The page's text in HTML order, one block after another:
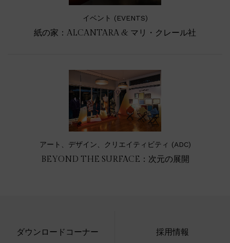
イベント (EVENTS)
紙の家：ALCANTARA & マリ・クレール社
アート、デザイン、クリエイティビティ (ADC)
BEYOND THE SURFACE：次元の展開
ダウンロードコーナー 採用情報